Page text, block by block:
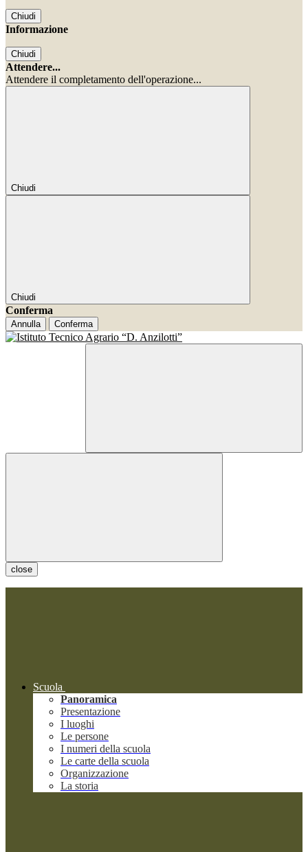
Chiudi
Informazione
Chiudi
Attendere...
Attendere il completamento dell'operazione...
Chiudi
Chiudi
Conferma
Annulla Conferma
close
Scuola
Panoramica
Presentazione
I luoghi
Le persone
I numeri della scuola
Le carte della scuola
Organizzazione
La storia